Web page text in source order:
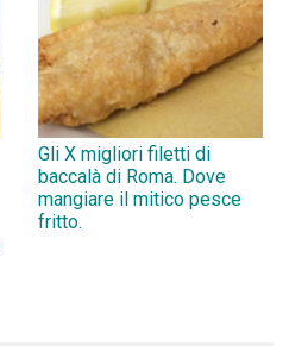
Gli X migliori filetti di
baccalà di Roma. Dove
mangiare il mitico pesce
fritto.